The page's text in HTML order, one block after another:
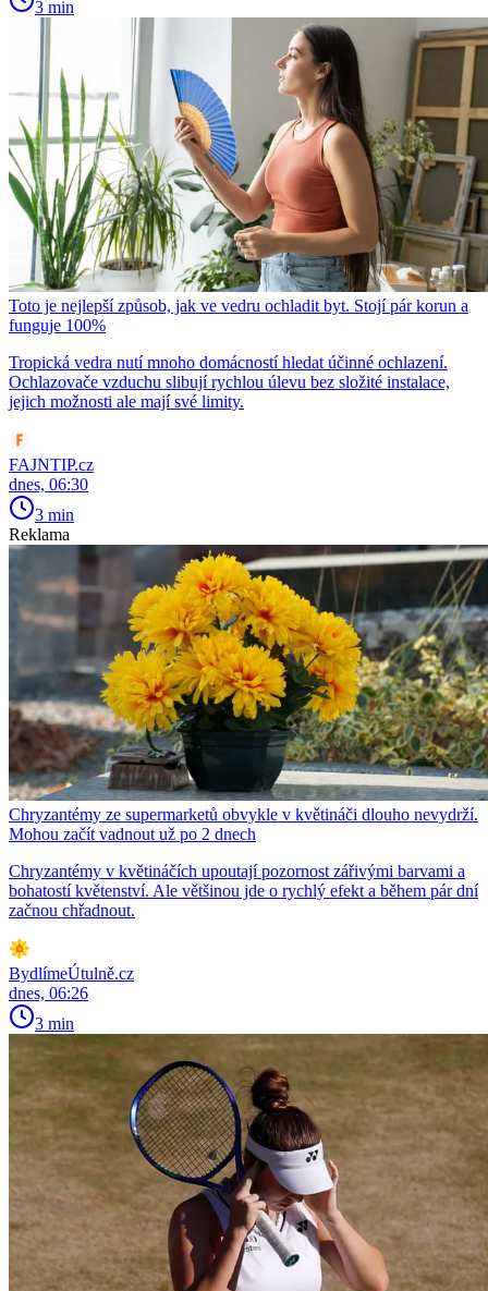
3 min
Toto je nejlepší způsob, jak ve vedru ochladit byt. Stojí pár korun a
funguje 100%
Tropická vedra nutí mnoho domácností hledat účinné ochlazení.
Ochlazovače vzduchu slibují rychlou úlevu bez složité instalace,
jejich možnosti ale mají své limity.
FAJNTIP.cz
dnes, 06:30
3 min
Reklama
Chryzantémy ze supermarketů obvykle v květináči dlouho nevydrží.
Mohou začít vadnout už po 2 dnech
Chryzantémy v květináčích upoutají pozornost zářivými barvami a
bohatostí květenství. Ale většinou jde o rychlý efekt a během pár dní
začnou chřadnout.
BydlímeÚtulně.cz
dnes, 06:26
3 min